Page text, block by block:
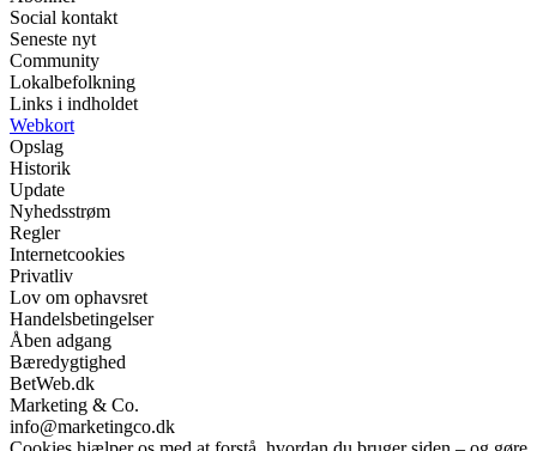
Social kontakt
Seneste nyt
Community
Lokalbefolkning
Links i indholdet
Webkort
Opslag
Historik
Update
Nyhedsstrøm
Regler
Internetcookies
Privatliv
Lov om ophavsret
Handelsbetingelser
Åben adgang
Bæredygtighed
BetWeb.dk
Marketing & Co.
info@marketingco.dk